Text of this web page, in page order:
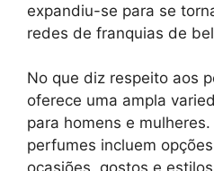
expandiu-se para se
redes de franquias de
No que diz respeito aos
oferece uma ampla
para homens e
perfumes incluem